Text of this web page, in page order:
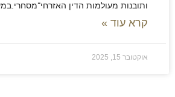
ותובנות מעולמות הדין
קרא עוד »
אוקטובר 15, 2025